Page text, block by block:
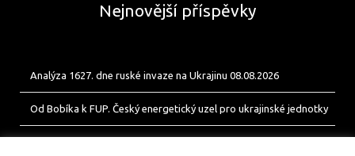
Nejnovější příspěvky
Analýza 1627. dne ruské invaze na Ukrajinu 08.08.2026
Od Bobíka k FUP. Český energetický uzel pro ukrajinské jednotky